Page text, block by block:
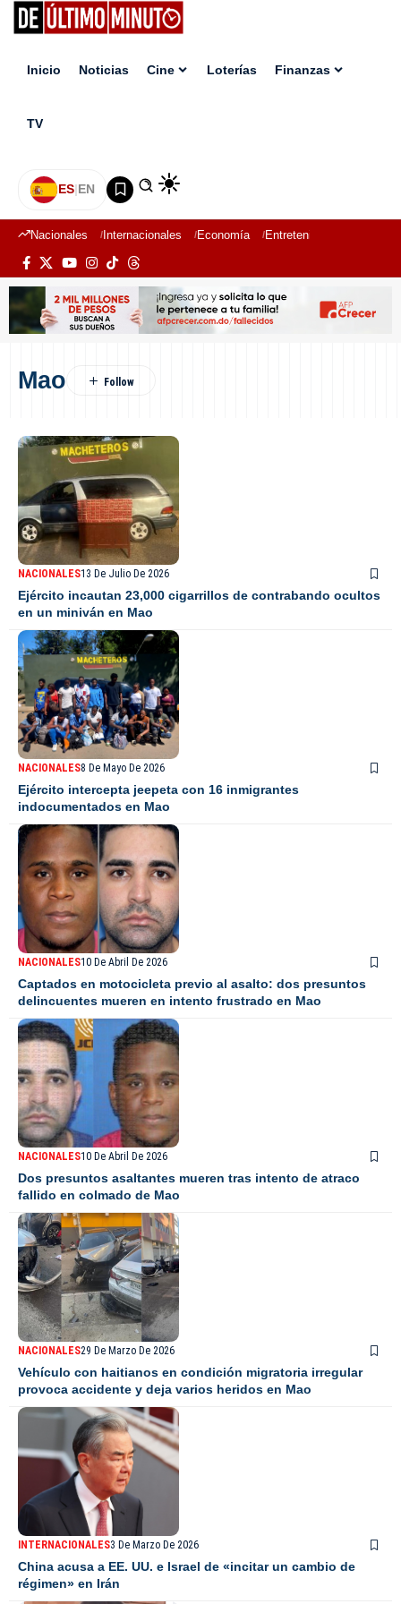
Inicio Noticias Cine Loterías Finanzas
TV
ES|EN
Nacionales Internacionales Economía Entretenimiento
Mao
NACIONALES13 De Julio De 2026
Ejército incautan 23,000 cigarrillos de contrabando ocultos
en un miniván en Mao
NACIONALES8 De Mayo De 2026
Ejército intercepta jeepeta con 16 inmigrantes
indocumentados en Mao
NACIONALES10 De Abril De 2026
Captados en motocicleta previo al asalto: dos presuntos
delincuentes mueren en intento frustrado en Mao
NACIONALES10 De Abril De 2026
Dos presuntos asaltantes mueren tras intento de atraco
fallido en colmado de Mao
NACIONALES29 De Marzo De 2026
Vehículo con haitianos en condición migratoria irregular
provoca accidente y deja varios heridos en Mao
INTERNACIONALES3 De Marzo De 2026
China acusa a EE. UU. e Israel de «incitar un cambio de
régimen» en Irán